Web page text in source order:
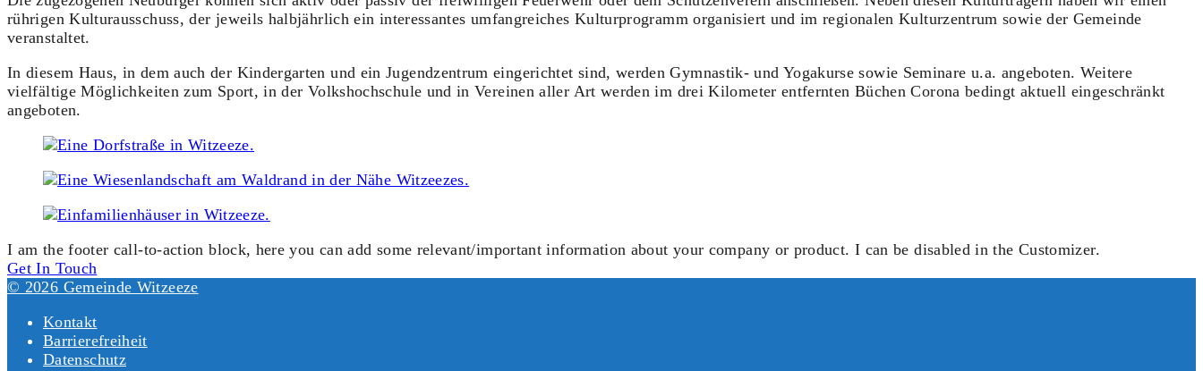
rührigen Kulturausschuss, der jeweils halbjährlich ein interessantes umfangreiches Kulturprogramm organisiert und im regionalen Kulturzentrum sowie der Gemeinde
veranstaltet.
In diesem Haus, in dem auch der Kindergarten und ein Jugendzentrum eingerichtet sind, werden Gymnastik- und Yogakurse sowie Seminare u.a. angeboten. Weitere
vielfältige Möglichkeiten zum Sport, in der Volkshochschule und in Vereinen aller Art werden im drei Kilometer entfernten Büchen Corona bedingt aktuell eingeschränkt
angeboten.
I am the footer call-to-action block, here you can add some relevant/important information about your company or product. I can be disabled in the Customizer.
Get In Touch
© 2026 Gemeinde Witzeeze
Kontakt
Barrierefreiheit
Datenschutz